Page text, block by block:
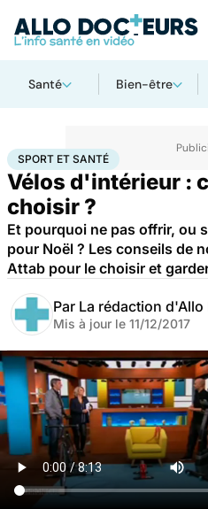
Santé Bien-être
AccueilBien-êtreSport santé Sport et
SPORT ET SANTÉ
Vélos d'intérieur :
choisir ?
Et pourquoi ne pas offrir, ou
pour Noël ? Les conseils de
Attab pour le choisir et
Par La rédaction d'Allo
Mis à jour le 11/12/2017